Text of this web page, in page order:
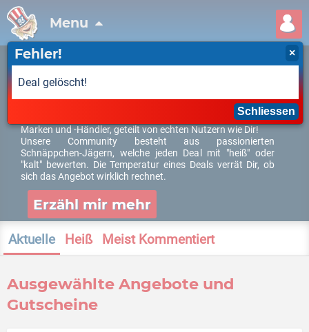
×
Fehler!
Deal gelöscht!
Schliessen
Menu
Erzähl mir mehr
Die besten Angebote, Deals und
Gutscheine
Mit dem DealOnkel findest du immer die besten Deals,
Schnäppchen und Angebote. Wir haben Deiner Lieblings-
Marken und -Händler, geteilt von echten Nutzern wie Dir!
Unsere Community besteht aus passionierten
Schnäppchen-Jägern, welche jeden Deal mit "heiß" oder
"kalt" bewerten. Die Temperatur eines Deals verrät Dir, ob
sich das Angebot wirklich rechnet.
Aktuelle Heiß Meist Kommentiert
Ausgewählte Angebote und
Gutscheine